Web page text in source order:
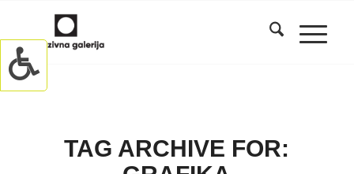
TAG ARCHIVE FOR: